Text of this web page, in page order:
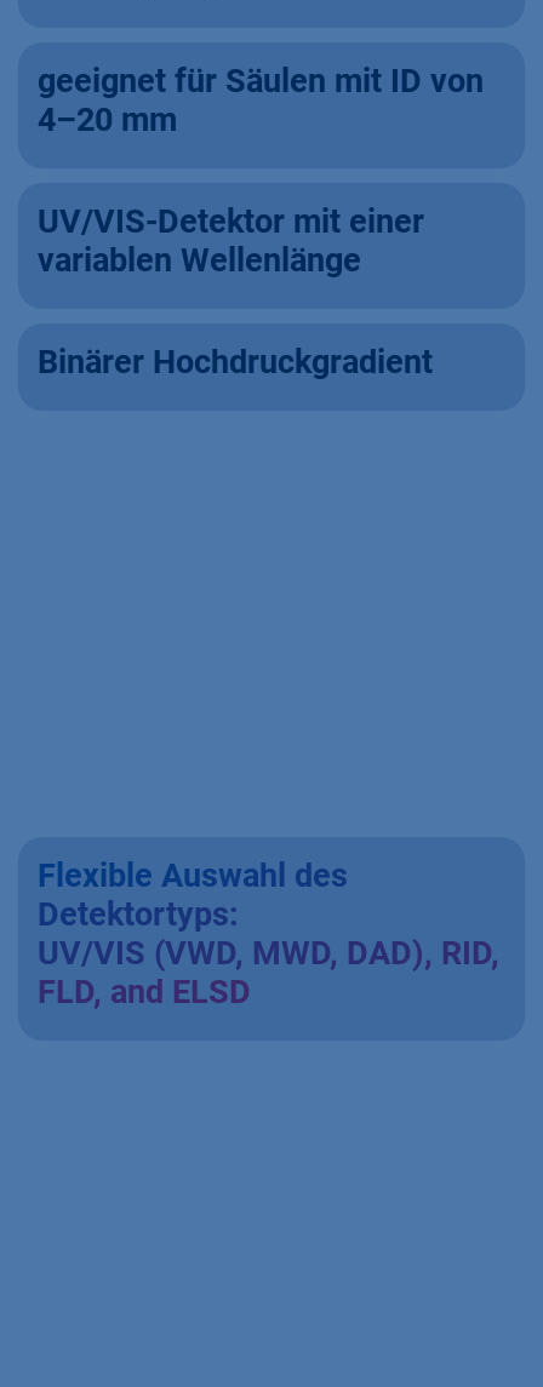
geeignet für Säulen mit ID von
4–20 mm​
UV/VIS-Detektor mit einer
variablen Wellenlänge
Binärer Hochdruckgradient
Flexible Auswahl des
Detektortyps:
UV/VIS (VWD, MWD, DAD), RID,
FLD, and ELSD